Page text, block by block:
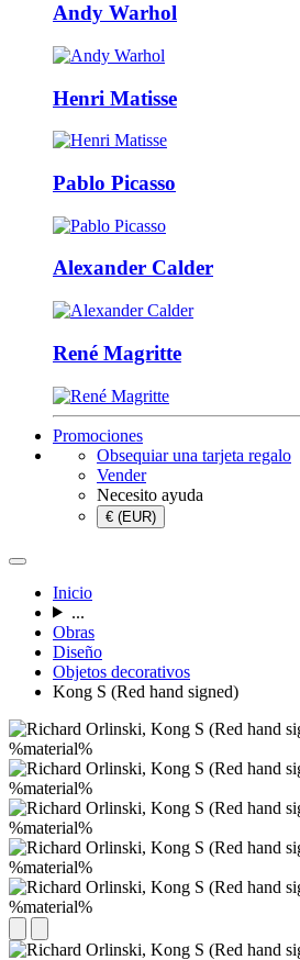
Andy Warhol
Henri Matisse
Pablo Picasso
Alexander Calder
René Magritte
Promociones
Obsequiar una tarjeta regalo
Vender
Necesito ayuda
€ (EUR)
Inicio
...
Obras
Diseño
Objetos decorativos
Kong S (Red hand signed)